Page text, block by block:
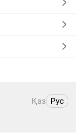
Қаз Рус